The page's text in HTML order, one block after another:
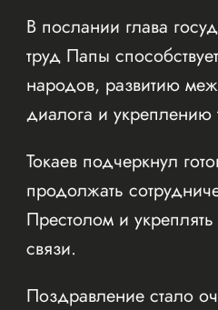
В послании глава
труд Папы
народов, развитию
диалога и укреплению
Токаев подчеркнул
продолжать
Престолом и
связи.
Поздравление стало